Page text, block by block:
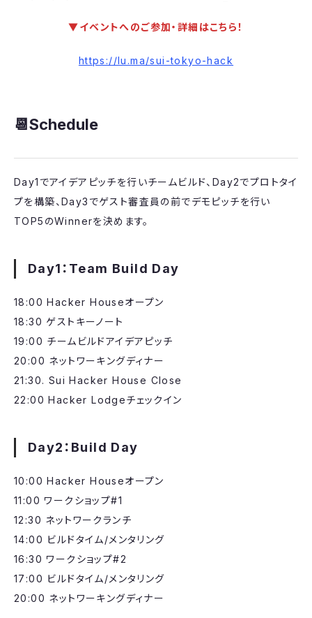
▼イベントへのご参加・詳細はこちら！
https://lu.ma/sui-tokyo-hack
​📆Schedule
​Day1でアイデアピッチを行いチームビルド、Day2でプロトタイ
プを構築、Day3でゲスト審査員の前でデモピッチを行い
TOP5のWinnerを決めます。
​Day1：Team Build Day
​18:00 Hacker Houseオープン
18:30 ゲストキーノート
19:00 チームビルドアイデアピッチ
20:00 ネットワーキングディナー
21:30. Sui Hacker House Close
22:00 Hacker Lodgeチェックイン
​Day2：Build Day
​10:00 Hacker Houseオープン
11:00 ワークショップ#1
12:30 ネットワークランチ
14:00 ビルドタイム/メンタリング
16:30 ワークショップ#2
17:00 ビルドタイム/メンタリング
20:00 ネットワーキングディナー